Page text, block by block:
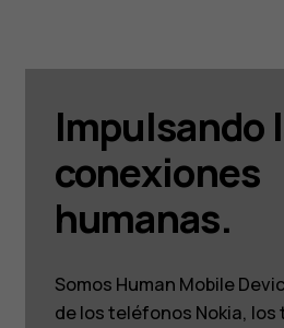
Impulsando
conexiones
humanas.
Somos Human Mobile
de los teléfonos Nokia, los